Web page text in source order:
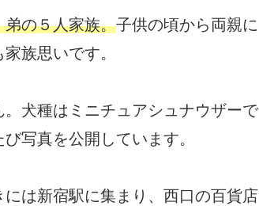
弟の５人家族。子供の頃から両親に
族思いです。
犬種はミニチュアシュナウザーで
写真を公開しています。
は新宿駅に集まり、西口の百貨店